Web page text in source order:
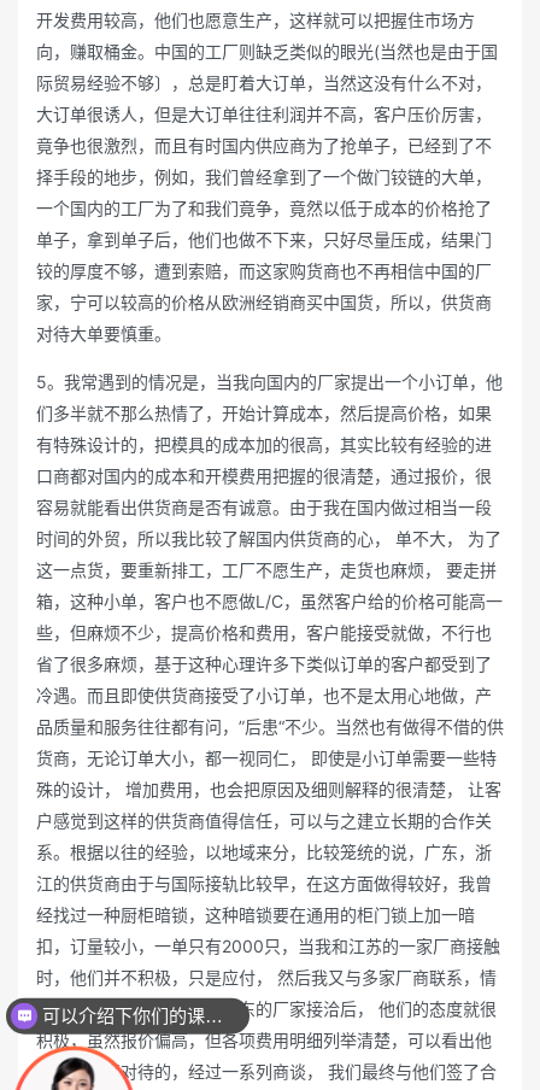
开发费用较高，他们也愿意生产，这样就可以把握住市场方
向，赚取桶金。中国的工厂则缺乏类似的眼光(当然也是由于国
际贸易经验不够〕，总是盯着大订单，当然这没有什么不对，
大订单很诱人，但是大订单往往利润并不高，客户压价厉害，
竟争也很激烈，而且有时国内供应商为了抢单子，已经到了不
择手段的地步，例如，我们曾经拿到了一个做门铰链的大单，
一个国内的工厂为了和我们竟争，竟然以低于成本的价格抢了
单子，拿到单子后，他们也做不下来，只好尽量压成，结果门
铰的厚度不够，遭到索赔，而这家购货商也不再相信中国的厂
家，宁可以较高的价格从欧洲经销商买中国货，所以，供货商
对待大单要慎重。
5。我常遇到的情况是，当我向国内的厂家提出一个小订单，他
们多半就不那么热情了，开始计算成本，然后提高价格，如果
有特殊设计的，把模具的成本加的很高，其实比较有经验的进
口商都对国内的成本和开模费用把握的很清楚，通过报价，很
容易就能看出供货商是否有诚意。由于我在国内做过相当一段
时间的外贸，所以我比较了解国内供货商的心， 单不大， 为了
这一点货，要重新排工，工厂不愿生产，走货也麻烦， 要走拼
箱，这种小单，客户也不愿做L/C，虽然客户给的价格可能高一
些，但麻烦不少，提高价格和费用，客户能接受就做，不行也
省了很多麻烦，基于这种心理许多下类似订单的客户都受到了
冷遇。而且即使供货商接受了小订单，也不是太用心地做，产
品质量和服务往往都有问，”后患“不少。当然也有做得不借的供
货商，无论订单大小，都一视同仁， 即使是小订单需要一些特
殊的设计， 增加费用，也会把原因及细则解释的很清楚， 让客
户感觉到这样的供货商值得信任，可以与之建立长期的合作关
系。根据以往的经验，以地域来分，比较笼统的说，广东，浙
江的供货商由于与国际接轨比较早，在这方面做得较好，我曾
经找过一种厨柜暗锁，这种暗锁要在通用的柜门锁上加一暗
扣，订量较小，一单只有2000只，当我和江苏的一家厂商接触
时，他们并不积极，只是应付， 然后我又与多家厂商联系，情
况大同小异，而我与一家广东的厂家接洽后， 他们的态度就很
积极，虽然报价偏高，但各项费用明细列举清楚，可以看出他
们确是认真对待的，经过一系列商谈， 我们最终与他们签了合
可以介绍下你们的课程么？